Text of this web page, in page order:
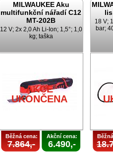
MILWAUKEE Aku
multifunkční nářadí C12
MT-202B
12 V; 2x 2,0 Ah Li-Ion; 1,5°; 1,0
kg; taška
AKCE
UKONČENA
Běžná cena:
7.864,-
Akční cena:
6.490,-
18 V;
bar;